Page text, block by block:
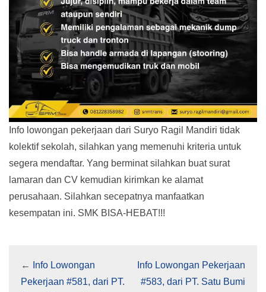
Info lowongan pekerjaan dari Suryo Ragil Mandiri tidak
kolektif sekolah, silahkan yang memenuhi kriteria untuk
segera mendaftar. Yang berminat silahkan buat surat
lamaran dan CV kemudian kirimkan ke alamat
perusahaan. Silahkan secepatnya manfaatkan
kesempatan ini. SMK BISA-HEBAT!!!
←
Info Lowongan
Pekerjaan #581, dari PT.
Info Lowongan Pekerjaan
#583, dari PT. Satu Bumi